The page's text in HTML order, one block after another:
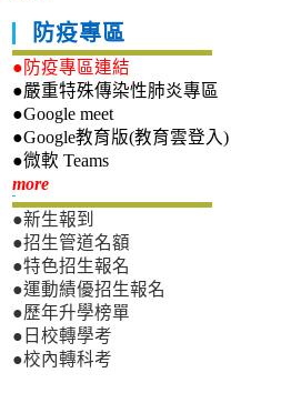
防疫專區
●防疫專區連結
●嚴重特殊傳染性肺炎專區
●Google meet
●Google教育版(教育雲登入)
●微軟 Teams
more新生專區
●新生報到
●招生管道名額
●特色招生報名
●運動績優招生報名
●歷年升學榜單
●日校轉學考
●校內轉科考